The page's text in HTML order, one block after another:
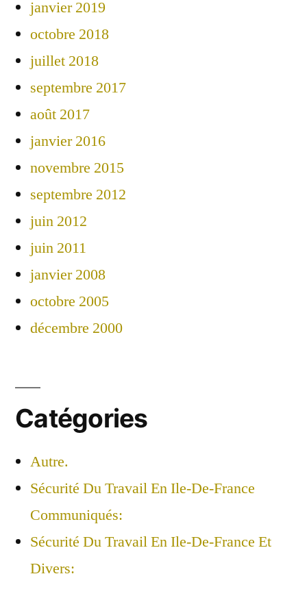
janvier 2019
octobre 2018
juillet 2018
septembre 2017
août 2017
janvier 2016
novembre 2015
septembre 2012
juin 2012
juin 2011
janvier 2008
octobre 2005
décembre 2000
Catégories
Autre.
Sécurité Du Travail En Ile-De-France
Communiqués:
Sécurité Du Travail En Ile-De-France Et
Divers: